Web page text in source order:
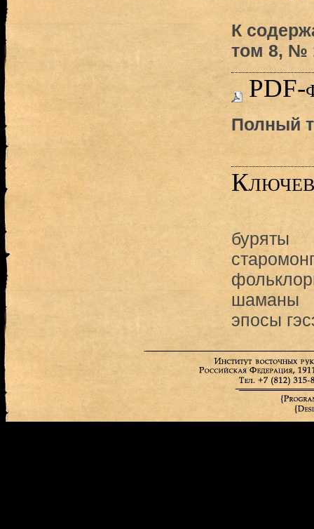
К
том 8, №
PDF-
Полный
буряты
шаманы
эпосы